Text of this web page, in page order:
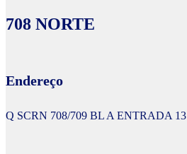
708 NORTE
Endereço
Q SCRN 708/709 BL A ENTRADA 13